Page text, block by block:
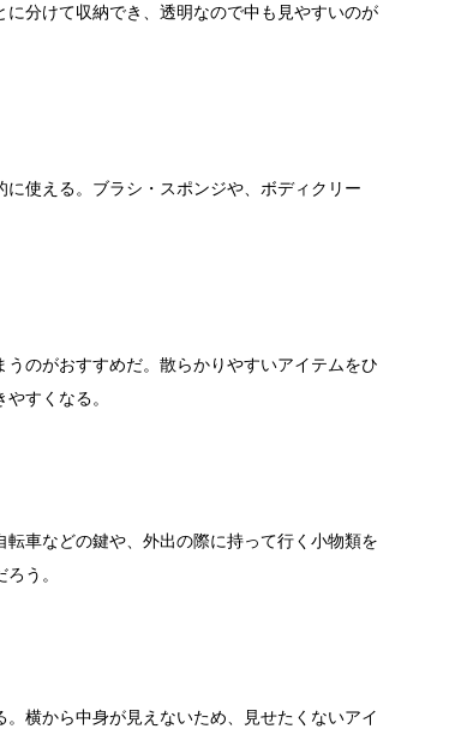
分けて収納でき、透明なので中も見やすいのが
使える。ブラシ・スポンジや、ボディクリー
のがおすすめだ。散らかりやすいアイテムをひ
すくなる。
車などの鍵や、外出の際に持って行く小物類を
う。
横から中身が見えないため、見せたくないアイ